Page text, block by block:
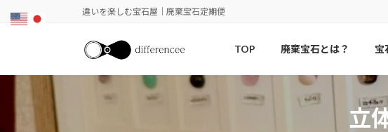
ツ
シ
違いを楽しむ宝石屋｜廃棄宝石定期便
TOP 廃棄宝石とは？ 宝
立